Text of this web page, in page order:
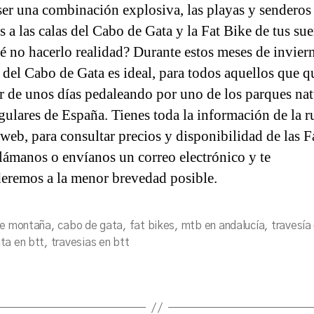
a
una combinación explosiva, las playas y senderos
a las calas del Cabo de Gata y la Fat Bike de tus
no hacerlo realidad? Durante estos meses de
Cabo de Gata es ideal, para todos aquellos que
de unos días pedaleando por uno de los parques
de España. Tienes toda la información de la
para consultar precios y disponibilidad de las
o envíanos un correo electrónico y te
a la menor brevedad posible.
montaña,cabo de gata, fat bikes, mtb en andalucía, travesía
en btt, travesias en btt